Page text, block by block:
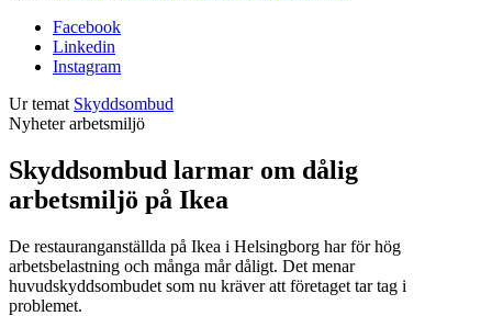
Facebook
Linkedin
Instagram
Ur temat Skyddsombud
Nyheterarbetsmiljö
Skyddsombud larmar om dålig
arbetsmiljö på Ikea
De restauranganställda på Ikea i Helsingborg har för hög
arbetsbelastning och många mår dåligt. Det menar
huvudskyddsombudet som nu kräver att företaget tar tag i
problemet.